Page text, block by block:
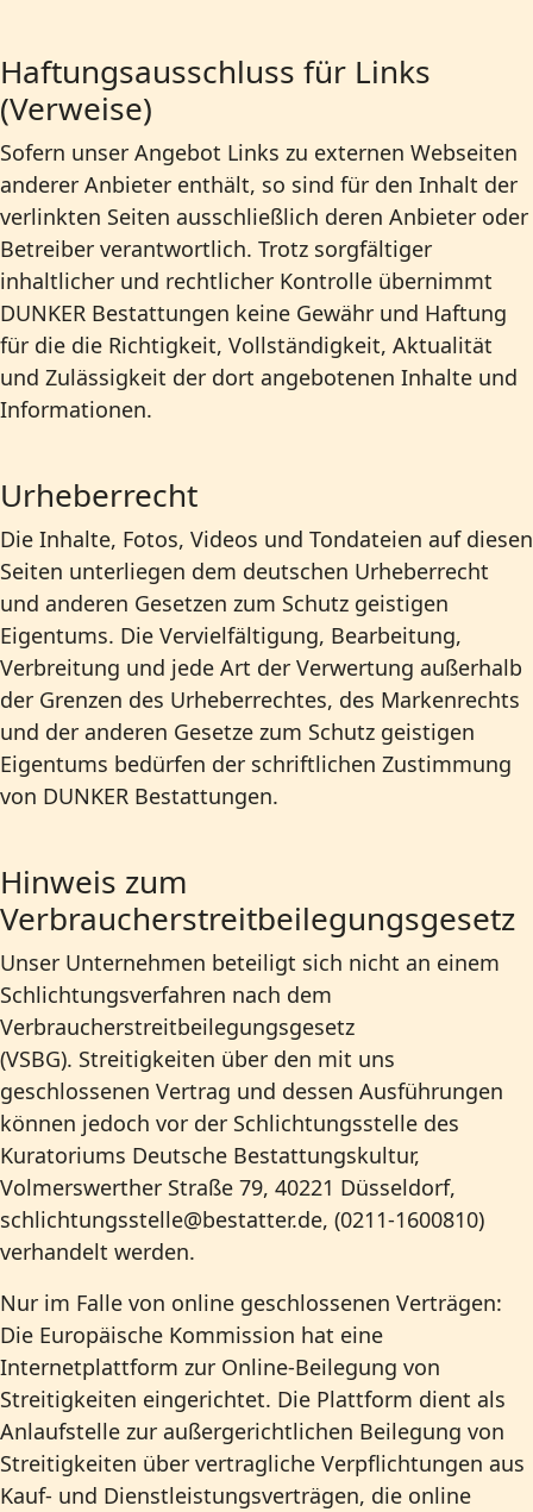
Haftungsausschluss für Links
(Verweise)
Sofern unser Angebot Links zu externen Webseiten
anderer Anbieter enthält, so sind für den Inhalt der
verlinkten Seiten ausschließlich deren Anbieter oder
Betreiber verantwortlich. Trotz sorgfältiger
inhaltlicher und rechtlicher Kontrolle übernimmt
DUNKER Bestattungen keine Gewähr und Haftung
für die die Richtigkeit, Vollständigkeit, Aktualität
und Zulässigkeit der dort angebotenen Inhalte und
Informationen.
Urheberrecht
Die Inhalte, Fotos, Videos und Tondateien auf diesen
Seiten unterliegen dem deutschen Urheberrecht
und anderen Gesetzen zum Schutz geistigen
Eigentums. Die Vervielfältigung, Bearbeitung,
Verbreitung und jede Art der Verwertung außerhalb
der Grenzen des Urheberrechtes, des Markenrechts
und der anderen Gesetze zum Schutz geistigen
Eigentums bedürfen der schriftlichen Zustimmung
von DUNKER Bestattungen.
Hinweis zum
Verbraucherstreitbeilegungsgesetz
Unser Unternehmen beteiligt sich nicht an einem
Schlichtungsverfahren nach dem
Verbraucherstreitbeilegungsgesetz
(VSBG). Streitigkeiten über den mit uns
geschlossenen Vertrag und dessen Ausführungen
können jedoch vor der Schlichtungsstelle des
Kuratoriums Deutsche Bestattungskultur,
Volmerswerther Straße 79, 40221 Düsseldorf,
schlichtungsstelle@bestatter.de, (0211-1600810)
verhandelt werden.
Nur im Falle von online geschlossenen Verträgen:
Die Europäische Kommission hat eine
Internetplattform zur Online-Beilegung von
Streitigkeiten eingerichtet. Die Plattform dient als
Anlaufstelle zur außergerichtlichen Beilegung von
Streitigkeiten über vertragliche Verpflichtungen aus
Kauf- und Dienstleistungsverträgen, die online